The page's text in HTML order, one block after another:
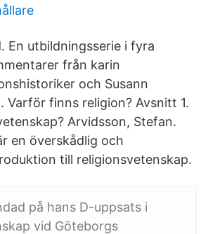
En utbildningsserie i fyra
från karin
och Susann
Varför finns religion? Avsnitt 1.
Arvidsson, Stefan.
en överskådlig och
till religionsvetenskap.
på hans D-uppsats i
vid Göteborgs